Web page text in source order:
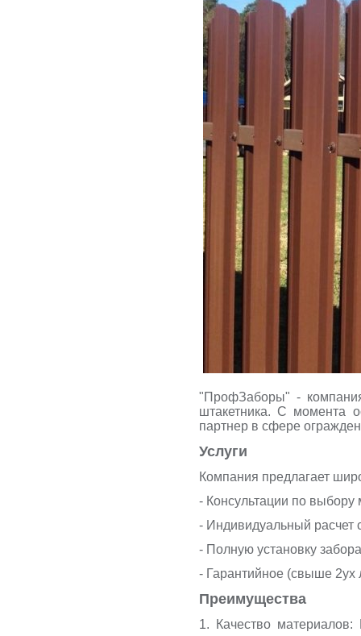
"ПрофЗаборы" -
штакетника. С момента
партнер в сфере
Услуги
Компания предлагает
- Консультации по выбору
- Индивидуальный расчет
- Полную установку забора
- Гарантийное (свыше 2ух
Преимущества
1. Качество материалов: